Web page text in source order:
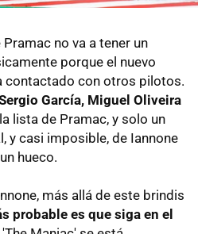
no va a tener un
porque el nuevo
contactado con otros pilotos.
García, Miguel Oliveira
lista de Pramac, y solo un
y casi imposible, de Iannone
hueco.
más allá de este brindis
probable es que siga en el